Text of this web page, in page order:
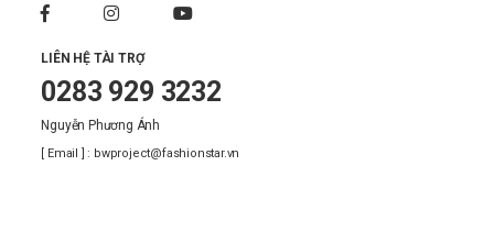
LIÊN HỆ TÀI TRỢ
0283 929 3232
Nguyễn Phương Ánh
[ Email ] : bwproject@fashionstar.vn